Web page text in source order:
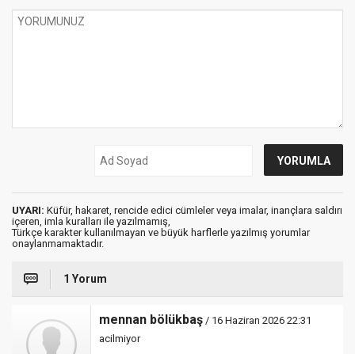
UYARI: Küfür, hakaret, rencide edici cümleler veya imalar, inançlara saldırı
içeren, imla kuralları ile yazılmamış,
Türkçe karakter kullanılmayan ve büyük harflerle yazılmış yorumlar
onaylanmamaktadır.
1 Yorum
mennan bölükbaş / 16 Haziran 2026 22:31
acilmiyor